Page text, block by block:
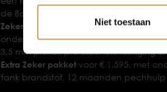
Niet toestaan
de Baaij garantie.
Zeker pakket
(meest gekozen) kost €
onderhoudsbeurt voor levering,
3,5 mm profiel, professionele reiniging
Extra Zeker pakket voor € 1.595, met
tank brandstof, 12 maanden